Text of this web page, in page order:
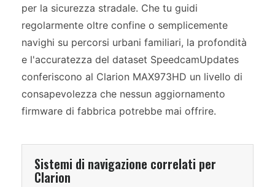
per la sicurezza stradale. Che tu guidi
regolarmente oltre confine o semplicemente
navighi su percorsi urbani familiari, la profondità
e l'accuratezza del dataset SpeedcamUpdates
conferiscono al Clarion MAX973HD un livello di
consapevolezza che nessun aggiornamento
firmware di fabbrica potrebbe mai offrire.
Sistemi di navigazione correlati per
Clarion